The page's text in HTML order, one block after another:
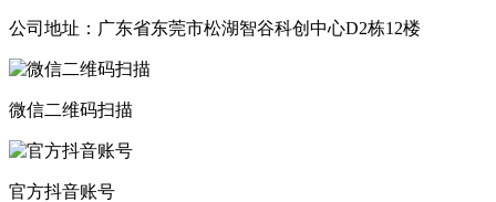
公司地址：广东省东莞市松湖智谷科创中心D2栋12楼
微信二维码扫描
官方抖音账号